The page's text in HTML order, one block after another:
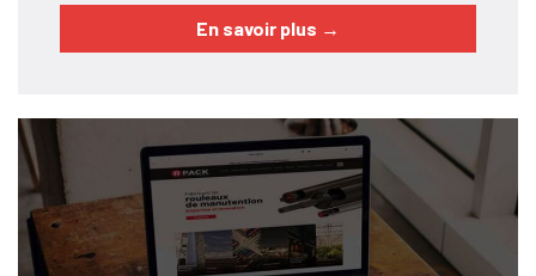
En savoir plus →